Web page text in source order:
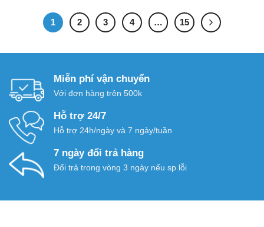
1 2 3 4 … 15
Miễn phí vận chuyển
Với đơn hàng trên 500k
Hỗ trợ 24/7
Hỗ trợ 24h/ngày và 7 ngày/tuần
7 ngày đổi trả hàng
Đổi trả trong vòng 3 ngày nếu sp lỗi